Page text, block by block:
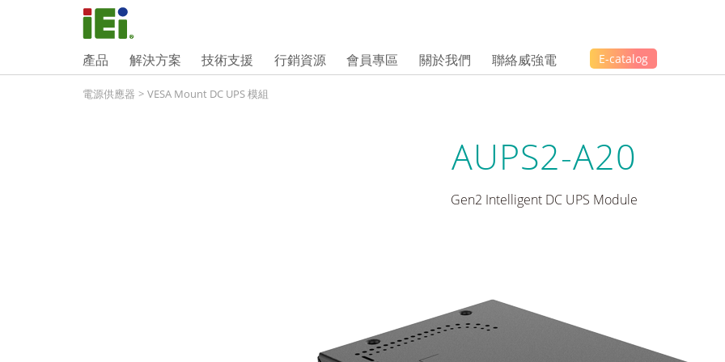
產品 解決方案 技術支援 行銷資源 會員專區 關於我們 聯絡威強電 E-catalog
電源供應器 > VESA Mount DC UPS 模組
AUPS2-A20
Gen2 Intelligent DC UPS Module